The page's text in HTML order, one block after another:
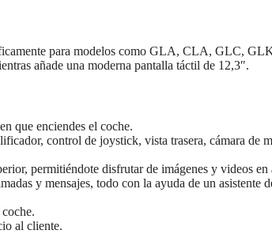
para modelos como GLA, CLA, GLC,
añade una moderna pantalla táctil de 12,3″.
que enciendes el coche.
control de joystick, vista trasera, cámara de
permitiéndote disfrutar de imágenes y videos en
y mensajes, todo con la ayuda de un asistente
al cliente.